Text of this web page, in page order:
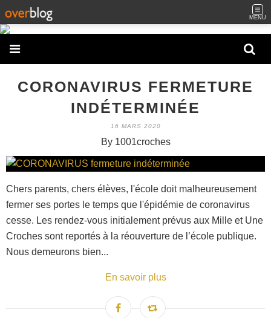
MENU
CORONAVIRUS FERMETURE
INDÉTERMINÉE
16 MARS 2020
By 1001croches
Chers parents, chers élèves, l'école doit malheureusement
fermer ses portes le temps que l'épidémie de coronavirus
cesse. Les rendez-vous initialement prévus aux Mille et Une
Croches sont reportés à la réouverture de l’école publique.
Nous demeurons bien...
En savoir plus